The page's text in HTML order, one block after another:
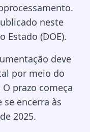
neste
Estado (DOE).
deve
por meio do
prazo começa
se encerra às
2025.